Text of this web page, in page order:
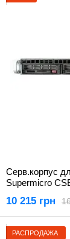
Серв.корпус
Supermicro
10 215 грн
РАСПРОДАЖА